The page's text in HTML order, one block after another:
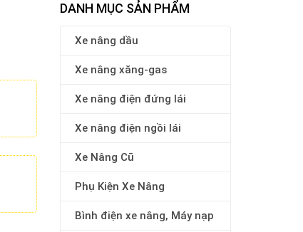
DANH MỤC SẢN PHẨM
Xe nâng dầu
Xe nâng xăng-gas
Xe nâng điện đứng lái
Xe nâng điện ngồi lái
Xe Nâng Cũ
Phụ Kiện Xe Nâng
Bình điện xe nâng, Máy nạp